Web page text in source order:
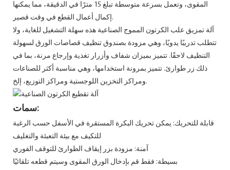
المقوى، وتعمل بسرعة متوسطة تبلغ 15 مترًا في الدقيقة، مما يمكنها
إكمال أعمال القطع في وقت قصير.
آلة تمزيق علب الكرتون المموج الصناعية هذه سهلة التشغيل للغاية، ولا
تتطلب تدريبًا يدويًا، وهي مزودة بصندوق تنظيف قصاصات الورق لسهولة
التنظيف لاحقًا. تتميز بميزان شفاف وأزرار تغذية وإرجاع مرنة، بما في
ذلك زر طوارئ. تتميز بمرونة استخدامها، وهي مناسبة أكثر للصناعات
ومراكز التخزين اللوجستية ومراكز التوزيع، إلخ.
سمات:
قابلة للتحريك: يمكن تحريك البكرة المستقرة في الأسفل حسب الرغبة
للتكيف مع بيئة التعبئة والتغليف
آمنة: مزودة بزر إيقاف الطوارئ للتوقف الفوري
بسيطة: فقط قم بإدخال الورق المقوى وسيتم قطعه تلقائيًا